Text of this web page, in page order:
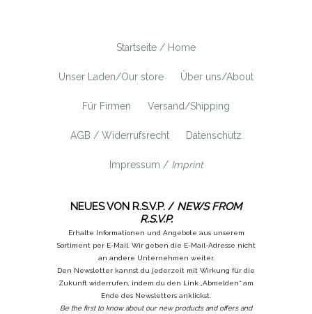
Startseite / Home
Unser Laden/Our store Über uns/About
Für Firmen Versand/Shipping
AGB / Widerrufsrecht Datenschutz
Impressum / Imprint
NEUES VON R.S.V.P. / NEWS FROM
R.S.V.P.
Erhalte Informationen und Angebote aus unserem
Sortiment per E-Mail. Wir geben die E-Mail-Adresse nicht
an andere Unternehmen weiter.
Den Newsletter kannst du jederzeit mit Wirkung für die
Zukunft widerrufen, indem du den Link „Abmelden“ am
Ende des Newsletters anklickst.
Be the first to know about our new products and offers and